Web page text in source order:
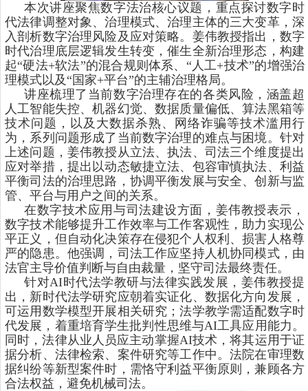
本次讲座聚焦数字法治核心议题，重点探讨数字时
代法律调整对象、治理模式、治理主体的三大变革，深
入剖析数字治理风险及应对策略。姜伟教授指出，数字
时代治理底层逻辑发生转变，催生全新治理形态，构建
起“硬法+软法”的混合规则体系、“人工+技术”的增强治
理模式以及“国家+平台”的主辅治理格局。
讲座梳理了当前数字治理存在的各类风险，涵盖超
人工智能失控、机器幻觉、数据质量偏低、算法黑箱等
技术问题，以及大数据杀熟、网络诈骗等技术滥用行
为，系列问题形成了当前数字治理的难点与困境。针对
上述问题，姜伟教授从立法、执法、司法三个维度提出
应对举措，提出以动态敏捷立法、包容审慎执法、利益
平衡司法的治理思路，协调平衡发展与安全、创新与监
管、平台与用户之间的关系。
在数字技术应用与司法建设方面，姜伟教授表示，
数字技术能够提升工作效率与工作客观性，助力实现公
平正义，但自动化决策存在侵犯个人权利、损害人格尊
严的隐患。他强调，司法工作应坚持人机协同模式，由
法官主导价值判断与自由裁量，坚守司法最终责任。
针对AI时代法学教研与法律实践发展，姜伟教授提
出，新时代法学研究应朝着实证化、数据化方向发展，
可运用数学模型开展相关研究；法学教学需适配数字时
代发展，着重培育学生批判性思维与AI工具应用能力。
同时，法律从业人员应主动掌握AI技术，将其运用于证
据分析、法律检索、案件研究等工作中。法院在审理数
据纠纷等新型案件时，需恪守利益平衡原则，兼顾各方
合法权益，避免机械司法。